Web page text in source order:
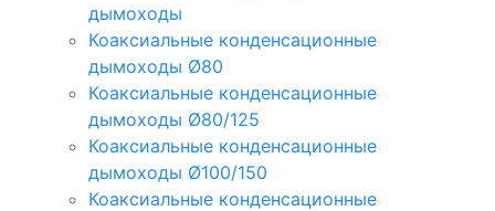
дымоходы
Коаксиальные конденсационные
дымоходы Ø80
Коаксиальные конденсационные
дымоходы Ø80/125
Коаксиальные конденсационные
дымоходы Ø100/150
Коаксиальные конденсационные